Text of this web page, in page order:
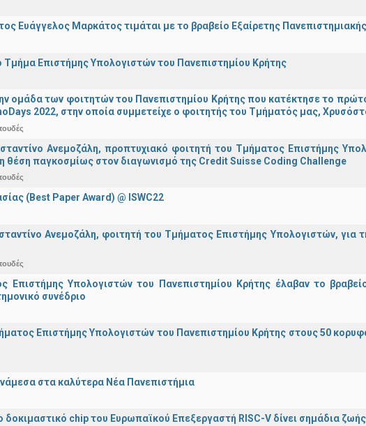
Ευάγγελος Μαρκάτος τιμάται με το βραβείο Εξαίρετης
Τμήμα Επιστήμης Υπολογιστών του Πανεπιστημίου Κρήτης
ομάδα των φοιτητών του Πανεπιστημίου Κρήτης που κατέκτησε το
2022, στην οποία συμμετείχε ο φοιτητής του Τμήματός μας,
Ανεμοζάλη, προπτυχιακό φοιτητή του Τμήματος Επιστήμης
θέση παγκοσμίως στον διαγωνισμό της Credit Suisse Coding Challenge
(Best Paper Award) @ ISWC22
Ανεμοζάλη, φοιτητή του Τμήματος Επιστήμης Υπολογιστών, για
Υπολογιστών του Πανεπιστημίου Κρήτης έλαβαν το
συνέδριο
Επιστήμης Υπολογιστών του Πανεπιστημίου Κρήτης στους 50
στα καλύτερα Νέα Πανεπιστήμια
chip του Ευρωπαϊκού Επεξεργαστή RISC-V δίνει σημάδια